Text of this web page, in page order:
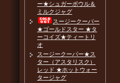
ー★シュガーボウル＆
ミルクジャグ
スージークーパー
★ゴールドスター ★タ
ーコイズ★ティートリ
オ
スージークーパー★ス
ター（アスタリスク）
レッド ★ホットウォー
タージャグ